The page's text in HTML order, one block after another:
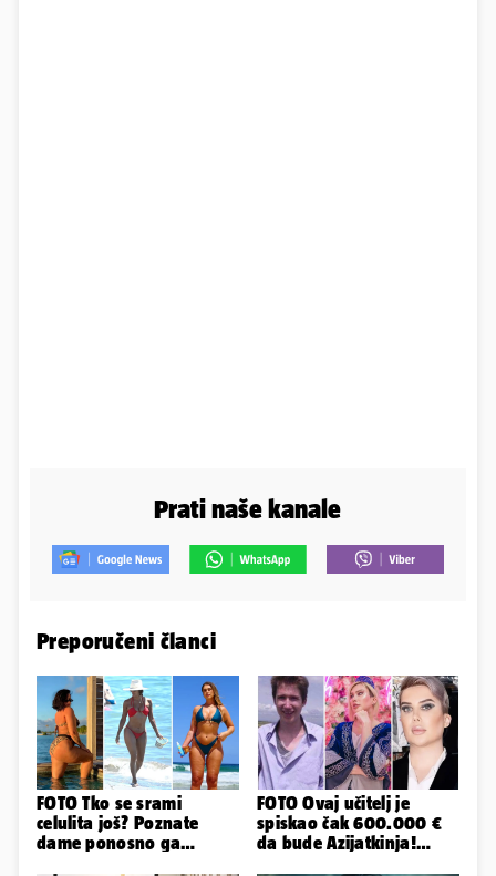
Prati naše kanale
Preporučeni članci
FOTO Tko se srami
celulita još? Poznate
dame ponosno ga
FOTO Ovaj učitelj je
spiskao čak 600.000 €
da bude Azijatkinja!